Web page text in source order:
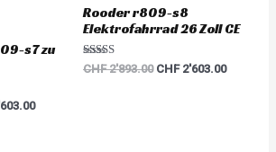
s7 zu
Rooder r809-s8
Elektrofahrrad 26 Zoll CE
Rated
5.00
CHF2'893.00 CHF2'603.00